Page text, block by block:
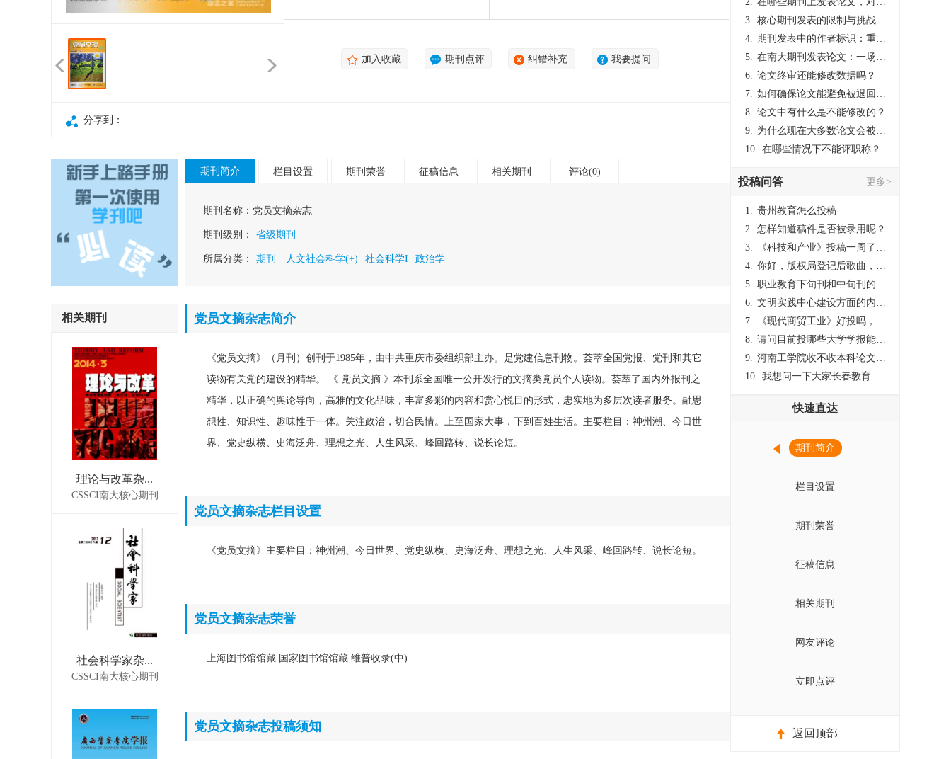
加入收藏 期刊点评 纠错补充 我要提问
分享到：
相关期刊
理论与改革杂...
CSSCI南大核心期刊
社会科学家杂...
CSSCI南大核心期刊
期刊简介 栏目设置 期刊荣誉 征稿信息 相关期刊 评论(0)
期刊名称： 党员文摘杂志
期刊级别： 省级期刊
所属分类： 期刊 人文社会科学(+) 社会科学I 政治学
党员文摘杂志简介
《党员文摘》（月刊）创刊于1985年，由中共重庆市委组织部主办。是党建信息刊物。荟萃全国党报、党刊和其它
读物有关党的建设的精华。 《 党员文摘 》本刊系全国唯一公开发行的文摘类党员个人读物。荟萃了国内外报刊之
精华，以正确的舆论导向，高雅的文化品味，丰富多彩的内容和赏心悦目的形式，忠实地为多层次读者服务。融思
想性、知识性、趣味性于一体。关注政治，切合民情。上至国家大事，下到百姓生活。主要栏目：神州潮、今日世
界、党史纵横、史海泛舟、理想之光、人生风采、峰回路转、说长论短。
党员文摘杂志栏目设置
《党员文摘》主要栏目：神州潮、今日世界、党史纵横、史海泛舟、理想之光、人生风采、峰回路转、说长论短。
党员文摘杂志荣誉
上海图书馆馆藏 国家图书馆馆藏 维普收录(中)
党员文摘杂志投稿须知
3. 核心期刊发表的限制与挑战
4. 期刊发表中的作者标识：重要性与实践
5. 在南大期刊发表论文：一场知识探索与学术成就的旅程
6. 论文终审还能修改数据吗？
7. 如何确保论文能避免被退回：关键条件与策略
8. 论文中有什么是不能修改的？
9. 为什么现在大多数论文会被评判为AI撰写？（深度剖析查重机制下的困境与出路）
10. 在哪些情况下不能评职称？
投稿问答 更多>
1. 贵州教育怎么投稿
2. 怎样知道稿件是否被录用呢？
3.
《科技和产业》投稿一周了仍是“已发回执”状态，这是什么意思？什么时候外审？
4. 你好，版权局登记后歌曲，这里能否发表
5. 职业教育下旬刊和中旬刊的国内刊号一样，他们有什么区别，两本刊物都是真的吗？
6. 文明实践中心建设方面的内容适合那种期刊
7.
《现代商贸工业》好投吗，版面费多少？
8. 请问目前投哪些大学学报能较快出刊啊
9. 河南工学院收不收本科论文呀？
10. 我想问一下大家长春教育学院学报是本科学报吗？
快速直达
期刊简介
栏目设置
期刊荣誉
征稿信息
相关期刊
网友评论
立即点评
返回顶部